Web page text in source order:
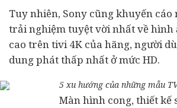
Tuy nhiên, Sony cũng khuyến cáo
trải nghiệm tuyệt vời nhất về hình
cao trên tivi 4K của hãng, người
dung phát thấp nhất ở mức HD.
5 xu hướng của những mẫu
Màn hình cong, thiết kế